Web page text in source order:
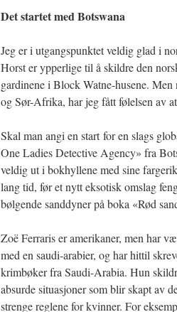
Det startet med Botswana
Jeg er i utgangspunktet veldig glad i
Horst er ypperlige til å skildre den
gardinene i Block Watne-husene.
og Sør-Afrika, har jeg fått følelsen av
Skal man angi en start for en slags
One Ladies Detective Agency» fra
veldig ut i bokhyllene med sine
lang tid, før et nytt eksotisk omslag
bølgende sanddyner på boka «Rød
Zoë Ferraris er amerikaner, men har
med en saudi-arabier, og har hittil
krimbøker fra Saudi-Arabia. Hun
absurde situasjoner som blir skapt av
strenge reglene for kvinner. For